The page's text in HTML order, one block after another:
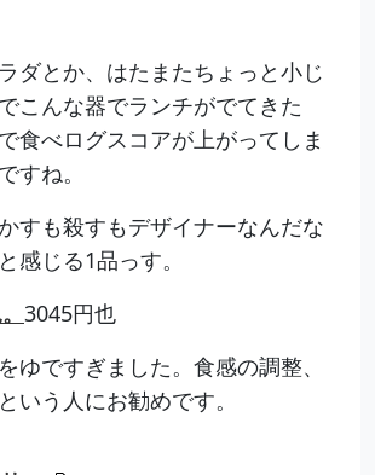
ダとか、はたまたちょっと小じ
こんな器でランチがでてきた
食べログスコアが上がってしま
すね。
すも殺すもデザイナーなんだな
感じる1品っす。
3045円也
ゆですぎました。食感の調整、
いう人にお勧めです。